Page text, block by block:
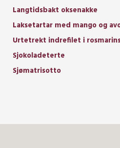
Langtidsbakt oksenakke
Laksetartar med mango og
Urtetrekt indrefilet i
Sjokoladeterte
Sjømatrisotto